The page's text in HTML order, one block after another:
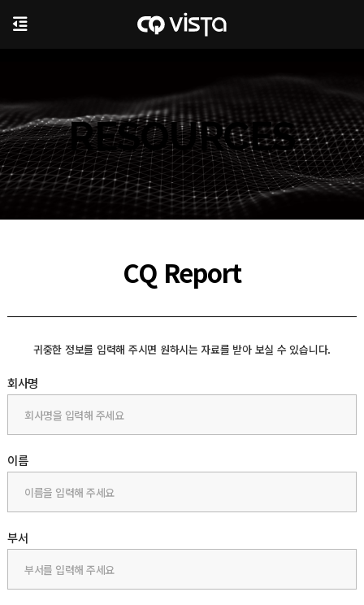
RESOURCES
CQ Report
귀중한 정보를 입력해 주시면 원하시는 자료를 받아 보실 수 있습니다.
회사명
이름
부서